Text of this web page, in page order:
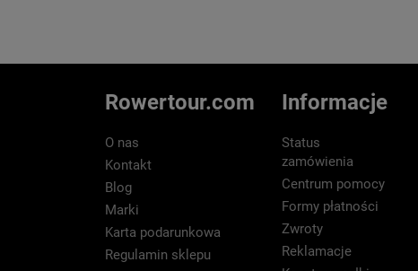
Rowertour.com
O nas
Kontakt
Blog
Marki
Karta podarunkowa
Regulamin sklepu
Informacje
Status
zamówienia
Centrum pomocy
Formy płatności
Zwroty
Reklamacje